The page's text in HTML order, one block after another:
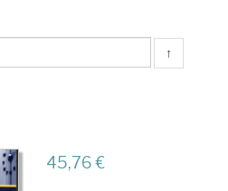
↑
45,76 €